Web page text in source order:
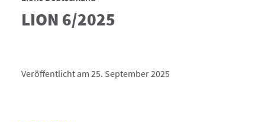
LION 6/2025
Veröffentlicht am 25. September 2025